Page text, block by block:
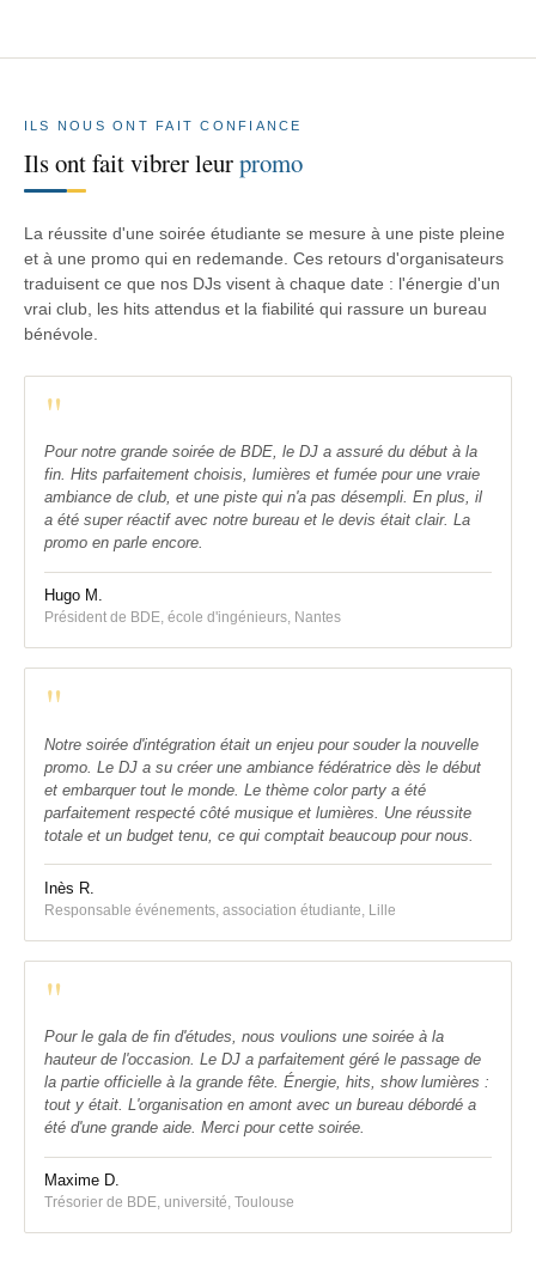
ILS NOUS ONT FAIT CONFIANCE
Ils ont fait vibrer leurpromo
La réussite d'une soirée étudiante se mesure à une piste pleine
et à une promo qui en redemande. Ces retours d'organisateurs
traduisent ce que nos DJs visent à chaque date : l'énergie d'un
vrai club, les hits attendus et la fiabilité qui rassure un bureau
bénévole.
"
Pour notre grande soirée de BDE, le DJ a assuré du début à la
fin. Hits parfaitement choisis, lumières et fumée pour une vraie
ambiance de club, et une piste qui n'a pas désempli. En plus, il
a été super réactif avec notre bureau et le devis était clair. La
promo en parle encore.
Hugo M.
Président de BDE, école d'ingénieurs, Nantes
"
Notre soirée d'intégration était un enjeu pour souder la nouvelle
promo. Le DJ a su créer une ambiance fédératrice dès le début
et embarquer tout le monde. Le thème color party a été
parfaitement respecté côté musique et lumières. Une réussite
totale et un budget tenu, ce qui comptait beaucoup pour nous.
Inès R.
Responsable événements, association étudiante, Lille
"
Pour le gala de fin d'études, nous voulions une soirée à la
hauteur de l'occasion. Le DJ a parfaitement géré le passage de
la partie officielle à la grande fête. Énergie, hits, show lumières :
tout y était. L'organisation en amont avec un bureau débordé a
été d'une grande aide. Merci pour cette soirée.
Maxime D.
Trésorier de BDE, université, Toulouse